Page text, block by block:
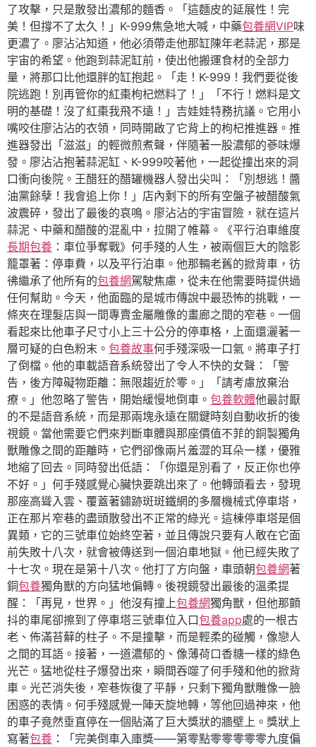
了攻擊，只是散發出濃郁的麵香。「這麵皮的延展性！完
美！但撐不了太久！」K-999焦急地大喊，中藥包養網VIP味
更濃了。廖沾沾知道，他必須帶走他那缸陳年老蒜泥，那是
宇宙的希望。他跑到蒜泥缸前，使出他搬運食材的全部力
量，將那口比他還胖的缸抱起。「走！K-999！我們要從後
院逃跑！別再管你的紅棗枸杞燃料了！」「不行！燃料是文
明的基礎！沒了紅棗我飛不遠！」吉娃娃特務抗議。它用小
嘴咬住廖沾沾的衣領，同時開啟了它背上的枸杞推進器。推
進器發出「滋滋」的輕微煎煮聲，伴隨著一股濃郁的蔘味爆
發。廖沾沾抱著蒜泥缸、K-999咬著他，一起從撞出來的洞
口衝向後院。王醋狂的醋罐機器人發出尖叫：「別想逃！醬
油黨餘孽！我會追上你！」店內剩下的所有空盤子被醋酸氣
波震碎，發出了最後的哀鳴。廖沾沾的宇宙冒險，就在這片
蒜泥、中藥和醋酸的混亂中，拉開了帷幕。《平行泊車維度
長期包養 ：車位爭奪戰》何手殘的人生，被兩個巨大的陰影
籠罩著：停車費，以及平行泊車。他那輛老舊的掀背車，彷
彿繼承了他所有的包養網駕駛焦慮，從未在他需要時提供過
任何幫助。今天，他面臨的是城市傳說中最恐怖的挑戰，一
條夾在理髮店與一間專賣金屬雕像的畫廊之間的窄巷。一個
看起來比他車子尺寸小上三十公分的停車格，上面還灑著一
層可疑的白色粉末。 包養故事何手殘深吸一口氣。將車子打
了倒檔。他的車載語音系統發出了令人不快的女聲：「警
告，後方障礙物距離：無限趨近於零。」「請考慮放棄治
療。」他忽略了警告，開始緩慢地倒車。 包養軟體他最討厭
的不是語音系統，而是那兩塊永遠在關鍵時刻自動收折的後
視鏡。當他需要它們來判斷車體與那座價值不菲的銅製獨角
獸雕像之間的距離時，它們卻像兩片羞澀的耳朵一樣，優雅
地縮了回去。同時發出低語：「你還是別看了，反正你也停
不好。」何手殘感覺心臟快要跳出來了。他轉頭看去，發現
那座高聳入雲、覆蓋著鏽跡斑斑鐵網的多層機械式停車塔，
正在那片窄巷的盡頭散發出不正常的綠光。這棟停車塔是個
異類，它的三號車位始終空著，並且傳說只要有人敢在它面
前失敗十八次，就會被傳送到一個泊車地獄。他已經失敗了
十七次。現在是第十八次。他打了方向盤，車頭朝包養網著
銅包養獨角獸的方向猛地偏轉。後視鏡發出最後的溫柔提
醒：「再見，世界。」他沒有撞上包養網獨角獸，但他那顫
抖的車尾卻擦到了停車塔三號車位入口包養app處的一根古
老、佈滿苔蘚的柱子。不是撞擊，而是輕柔的碰觸，像戀人
之間的耳語。接著，一道濃郁的、像薄荷口香糖一樣的綠色
光芒。猛地從柱子爆發出來，瞬間吞噬了何手殘和他的掀背
車。光芒消失後，窄巷恢復了平靜，只剩下獨角獸雕像一臉
困惑的表情。何手殘感覺一陣天旋地轉，等他回過神來，他
的車子竟然垂直停在一個貼滿了巨大獎狀的牆壁上。獎狀上
寫著包養 ：「完美倒車入庫獎——第零點零零零零零九度偏